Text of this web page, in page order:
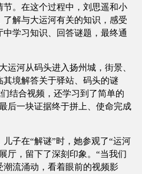
。在这个过程中，刘思遥和小
解与大运河有关的知识，感受
学习知识、回答谜题，最终通
运河从码头进入扬州城，街景、
境解答关于驿站、码头的谜
结合视频，还学习到了简单的
后一块证据终于拼上、使命完成
子在“解谜”时，她参观了“运河
厅，留下了深刻印象。“当我们
流涌动，看着眼前的视频影